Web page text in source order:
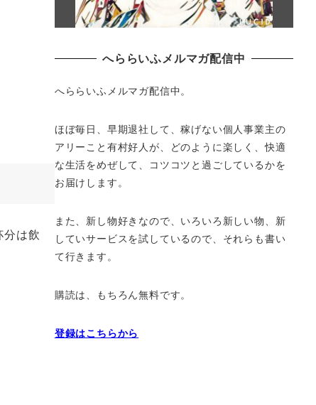
分は飲
へららいふメルマガ配信中
へららいふメルマガ配信中。
ほぼ毎日、早期退社して、稼げない個人事業主の
アリーこと有村好人が、どのように楽しく、快適
な生活をめぜして、 コツコツと過ごしているかを
お届けします。
また、新し物好きなので、いろいろ新しい物、 新
していサービスを試しているので、それらも書い
て行きます。
購読は、もちろん無料です。
登録はこちらから